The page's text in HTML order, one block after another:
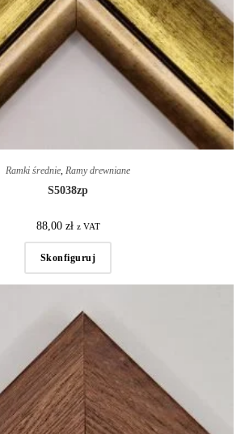
Ramki średnie, Ramy drewniane
S5038zp
88,00 zł z VAT
Skonfiguruj